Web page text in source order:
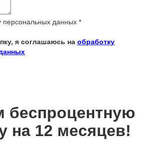
персональных данных *
я соглашаюсь на обработку
на 12 месяцев!